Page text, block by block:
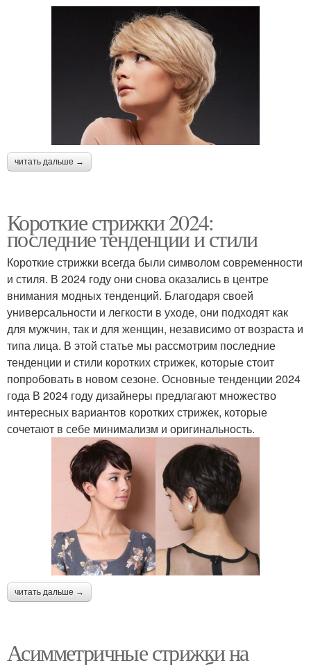
читать дальше →
Короткие стрижки 2024:
последние тенденции и стили
Короткие стрижки всегда были символом современности
и стиля. В 2024 году они снова оказались в центре
внимания модных тенденций. Благодаря своей
универсальности и легкости в уходе, они подходят как
для мужчин, так и для женщин, независимо от возраста и
типа лица. В этой статье мы рассмотрим последние
тенденции и стили коротких стрижек, которые стоит
попробовать в новом сезоне. Основные тенденции 2024
года В 2024 году дизайнеры предлагают множество
интересных вариантов коротких стрижек, которые
сочетают в себе минимализм и оригинальность.
читать дальше →
Асимметричные стрижки на